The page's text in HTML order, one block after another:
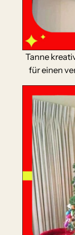
Tanne
für einen